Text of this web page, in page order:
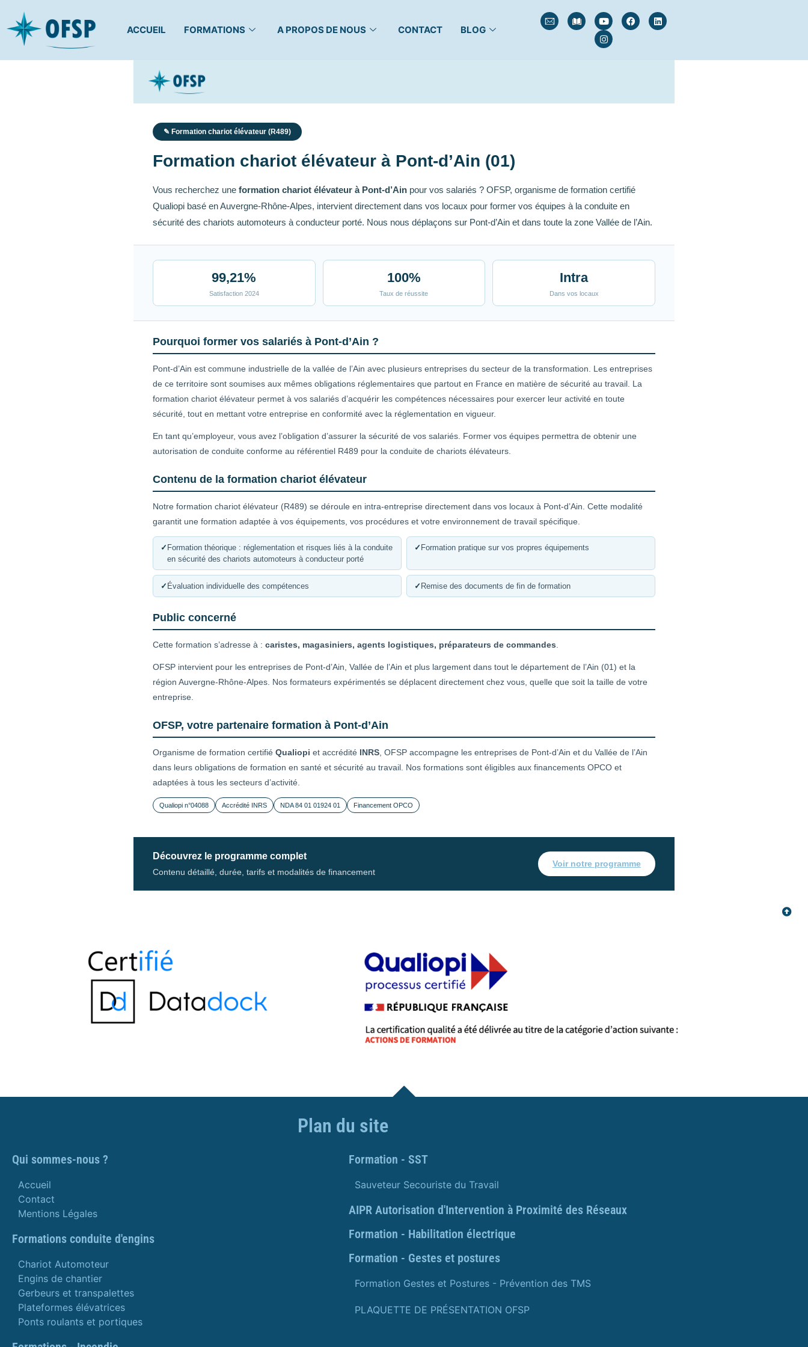
ACCUEIL FORMATIONS A PROPOS DE NOUS CONTACT BLOG
✎ Formation chariot élévateur (R489)
Formation chariot élévateur à Pont-d’Ain (01)
Vous recherchez une formation chariot élévateur à Pont-d’Ain pour vos salariés ? OFSP, organisme de formation certifié
Qualiopi basé en Auvergne-Rhône-Alpes, intervient directement dans vos locaux pour former vos équipes à la conduite en
sécurité des chariots automoteurs à conducteur porté. Nous nous déplaçons sur Pont-d’Ain et dans toute la zone Vallée de l’Ain.
99,21%
Satisfaction 2024
100%
Taux de réussite
Intra
Dans vos locaux
Pourquoi former vos salariés à Pont-d’Ain ?
Pont-d’Ain est commune industrielle de la vallée de l’Ain avec plusieurs entreprises du secteur de la transformation. Les entreprises
de ce territoire sont soumises aux mêmes obligations réglementaires que partout en France en matière de sécurité au travail. La
formation chariot élévateur permet à vos salariés d’acquérir les compétences nécessaires pour exercer leur activité en toute
sécurité, tout en mettant votre entreprise en conformité avec la réglementation en vigueur.
En tant qu’employeur, vous avez l’obligation d’assurer la sécurité de vos salariés. Former vos équipes permettra de obtenir une
autorisation de conduite conforme au référentiel R489 pour la conduite de chariots élévateurs.
Contenu de la formation chariot élévateur
Notre formation chariot élévateur (R489) se déroule en intra-entreprise directement dans vos locaux à Pont-d’Ain. Cette modalité
garantit une formation adaptée à vos équipements, vos procédures et votre environnement de travail spécifique.
✓ Formation théorique : réglementation et risques liés à la conduite
en sécurité des chariots automoteurs à conducteur porté
✓ Formation pratique sur vos propres équipements
✓ Évaluation individuelle des compétences ✓ Remise des documents de fin de formation
Public concerné
Cette formation s’adresse à : caristes, magasiniers, agents logistiques, préparateurs de commandes
OFSP intervient pour les entreprises de Pont-d’Ain, Vallée de l’Ain et plus largement dans tout le département de l’Ain (01) et la
région Auvergne-Rhône-Alpes. Nos formateurs expérimentés se déplacent directement chez vous, quelle que soit la taille de votre
entreprise.
OFSP, votre partenaire formation à Pont-d’Ain
Organisme de formation certifié Qualiopi et accrédité INRS , OFSP accompagne les entreprises de Pont-d’Ain et du Vallée de l’Ain
dans leurs obligations de formation en santé et sécurité au travail. Nos formations sont éligibles aux financements OPCO et
adaptées à tous les secteurs d’activité.
Qualiopi n°04088 Accrédité INRS NDA 84 01 01924 01 Financement OPCO
Découvrez le programme complet
Contenu détaillé, durée, tarifs et modalités de financement
Voir notre programme
Plan du site
Qui sommes-nous ?
Accueil
Contact
Mentions Légales
Formations conduite d'engins
Chariot Automoteur
Engins de chantier
Gerbeurs et transpalettes
Plateformes élévatrices
Ponts roulants et portiques
Formation - SST
Sauveteur Secouriste du Travail
AIPR Autorisation d'Intervention à Proximité des Réseaux
Formation - Habilitation électrique
Formation - Gestes et postures
Formation Gestes et Postures - Prévention des TMS
PLAQUETTE DE PRÉSENTATION OFSP